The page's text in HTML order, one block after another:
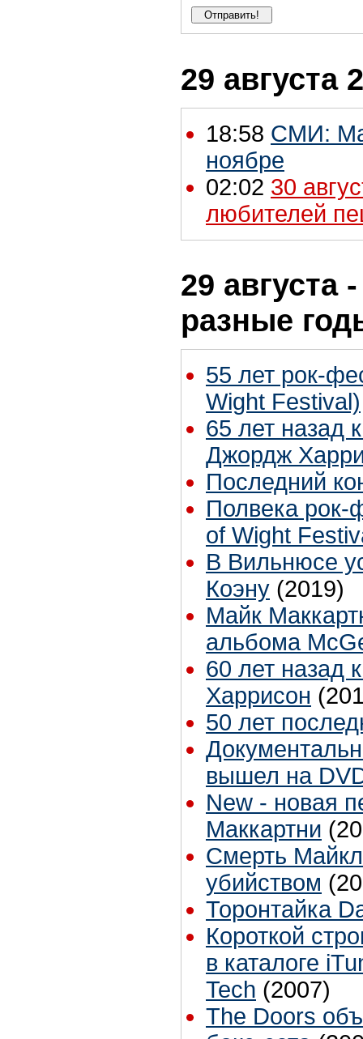
29 августа
18:58 СМИ:
ноябре
02:02 30
любителей
29 августа
разные
55 лет рок-
Wight Festival)
65 лет назад
Джордж
Последний
Полвека рок-
of Wight
В Вильнюсе
Коэну (2019)
Майк
альбома
60 лет назад
Харрисон
50 лет
вышел на
New - новая
Маккартни
Смерть
убийством
Торонтайка
Короткой
в каталоге
Tech (2007)
The Doors